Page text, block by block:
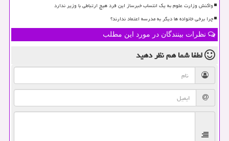
واکنش وزارت علوم به یک انتساب خبرساز این فرد هیچ ارتباطی با وزیر ندارد
چرا برخی خانواده ها دیگر به مدرسه اعتماد ندارند؟
نظرات بینندگان در مورد این مطلب
لطفا شما همنظر دهید